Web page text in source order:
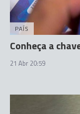
PAÍS
Conheça a
21 Abr 20:59